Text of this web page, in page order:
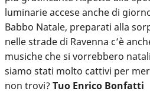
luminarie accese anche di
Babbo Natale, preparati alla
nelle strade di Ravenna c’è
musiche che si vorrebbero
siamo stati molto cattivi per
non trovi? Tuo Enrico Bonfatti